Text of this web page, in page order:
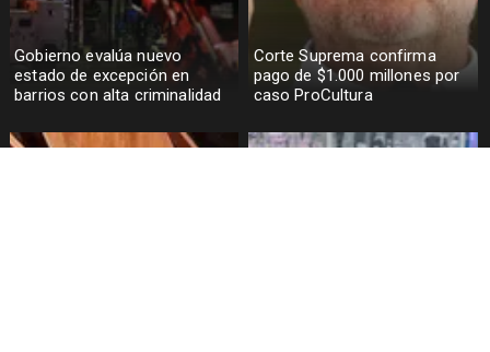
Gobierno evalúa nuevo
estado de excepción en
barrios con alta criminalidad
Corte Suprema confirma
pago de $1.000 millones por
caso ProCultura